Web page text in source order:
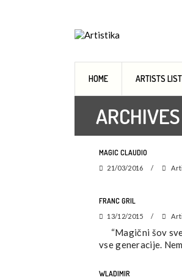
HOME ARTISTS
ARCHIVES
MAGIC CLAUDIO
21/03/2016
FRANC GRIL
13/12/2015
“Magični šov
vse generacije.
WLADIMIR